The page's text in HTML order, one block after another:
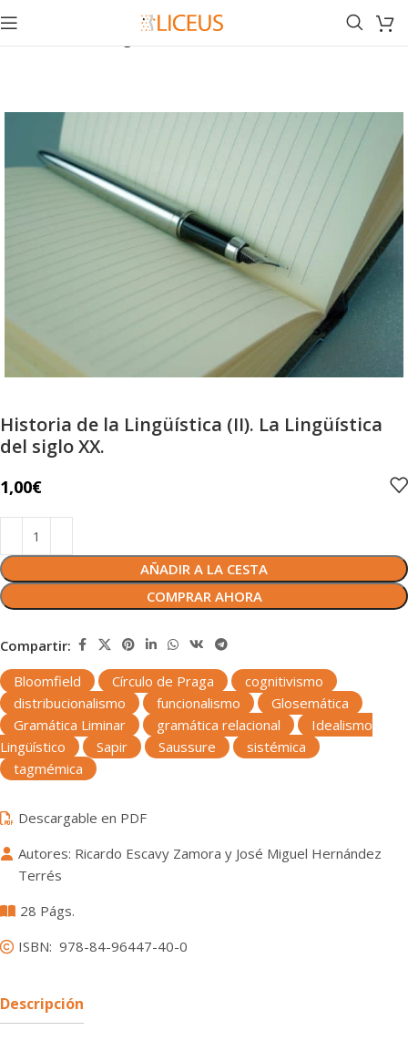
Historia de la Lingüística (II). La Lingüística
del siglo XX.
1,00€
AÑADIR A LA CESTA
COMPRAR AHORA
Compartir:
Bloomfield
Círculo de Praga
cognitivismo
distribucionalismo
funcionalismo
Glosemática
Gramática Liminar
gramática relacional
Idealismo
Lingüístico
Sapir Saussure
sistémica
tagmémica
Descargable en PDF
Autores: Ricardo Escavy Zamora y José Miguel Hernández
Terrés
28 Págs.
ISBN: 978-84-96447-40-0
Descripción